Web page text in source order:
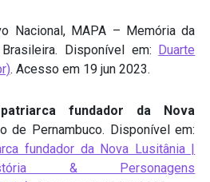
Nacional, MAPA – Memória da
Disponível em:
Duarte
. Acesso em 19 jun 2023.
fundador da Nova
de Pernambuco. Disponível em:
fundador da Nova Lusitânia |
& Personagens